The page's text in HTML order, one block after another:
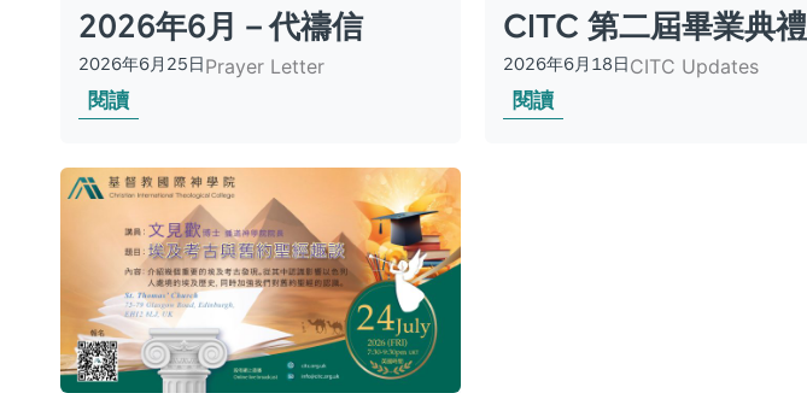
2026年6月－代禱信
2026年6月25日Prayer Letter
閱讀
CITC 第二屆畢業典禮
2026年6月18日CITC Updates
閱讀